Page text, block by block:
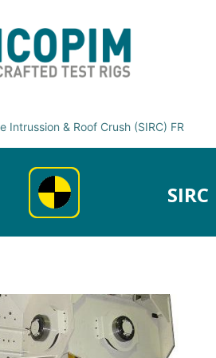
Intrussion & Roof Crush (SIRC) FR
SIRC